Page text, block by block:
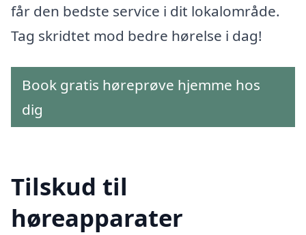
får den bedste service i dit lokalområde.
Tag skridtet mod bedre hørelse i dag!
Book gratis høreprøve hjemme hos
dig
Tilskud til
høreapparater